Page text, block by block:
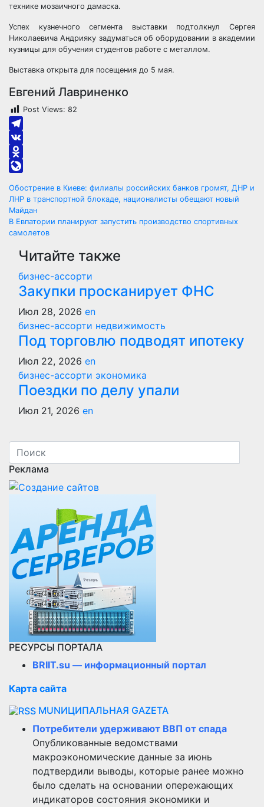
технике мозаичного дамаска.
Успех кузнечного сегмента выставки подтолкнул Сергея
Николаевича Андрияку задуматься об оборудовании в академии
кузницы для обучения студентов работе с металлом.
Выставка открыта для посещения до 5 мая.
Евгений Лавриненко
Post Views: 82
Telegram
VK
Odnoklassniki
Навигация
по
записям
Обострение в Киеве: филиалы российских банков громят, ДНР и
ЛНР в транспортной блокаде, националисты обещают новый
Майдан
В Евпатории планируют запустить производство спортивных
самолетов
Читайте также
бизнес-ассорти
Закупки просканирует ФНС
Июл 28, 2026 en
бизнес-ассорти недвижимость
Под торговлю подводят ипотеку
Июл 22, 2026 en
бизнес-ассорти экономика
Поездки по делу упали
Июл 21, 2026 en
Реклама
РЕСУРСЫ ПОРТАЛА
BRIIT.su — информационный портал
Карта сайта
MUNИЦИПАЛЬНАЯ GAZЕТА
Потребители удерживают ВВП от спада
Опубликованные ведомствами
макроэкономические данные за июнь
подтвердили выводы, которые ранее можно
было сделать на основании опережающих
индикаторов состояния экономики и